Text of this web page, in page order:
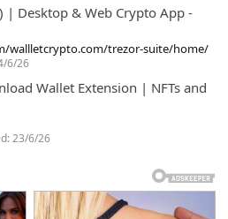
| Desktop & Web Crypto App -
wallletcrypto.com/trezor-suite/home/
6/26
Wallet Extension | NFTs and
23/6/26